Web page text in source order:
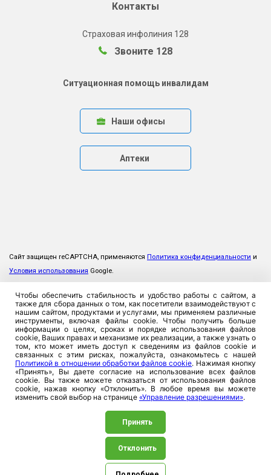
Контакты
Страховая инфолиния 128
Звоните 128
Ситуационная помощь инвалидам
Наши офисы
Аптеки
Сайт защищен reCAPTCHA, применяются Политика конфиденциальности и
Условия использования Google.
©2026. ЗАСО «Промтрансинвест», 220026, Республика
Беларусь, г. Минск, ул. Плеханова, 8. УНП 100357923
Чтобы обеспечить стабильность и удобство работы с сайтом, а
также для сбора данных о том, как посетители взаимодействуют с
нашим сайтом, продуктами и услугами, мы применяем различные
инструменты, включая файлы cookie. Чтобы получить больше
информации о целях, сроках и порядке использования файлов
cookie, Ваших правах и механизме их реализации, а также узнать о
том, кто может иметь доступ к сведениям из файлов cookie и
связанных с этим рисках, пожалуйста, ознакомьтесь с нашей
Политикой в отношении обработки файлов cookie. Нажимая кнопку
«Принять», Вы даете согласие на использование всех файлов
cookie. Вы также можете отказаться от использования файлов
cookie, нажав кнопку «Отклонить». В любое время вы можете
изменить свой выбор на странице «Управление разрешениями».
Принять
Отклонить